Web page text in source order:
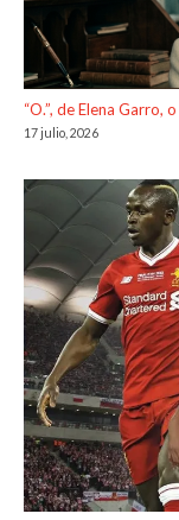
“O.”, de Elena Garro,
17 julio, 2026